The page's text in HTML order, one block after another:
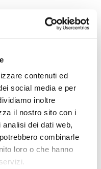
contenuti ed
social media e per
inoltre
il nostro sito con i
dei dati web,
combinarle
loro o che hanno